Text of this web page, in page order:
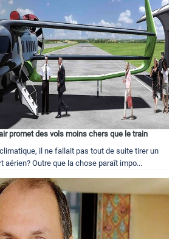
promet des vols moins chers que le train
il ne fallait pas tout de suite tirer un
Outre que la chose paraît impo...